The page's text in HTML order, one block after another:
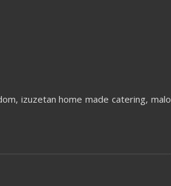
izuzetan home made catering, malo